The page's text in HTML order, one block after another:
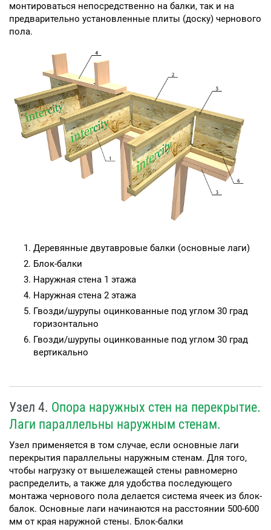
монтироваться непосредственно на балки, так и на
предварительно установленные плиты (доску) чернового
пола.
Деревянные двутавровые балки (основные лаги)
Блок-балки
Наружная стена 1 этажа
Наружная стена 2 этажа
Гвозди/шурупы оцинкованные под углом 30 град
горизонтально
Гвозди/шурупы оцинкованные под углом 30 град
вертикально
Узел 4. Опора наружных стен на перекрытие.
Лаги параллельны наружным стенам.
Узел применяется в том случае, если основные лаги
перекрытия параллельны наружным стенам. Для того,
чтобы нагрузку от вышележащей стены равномерно
распределить, а также для удобства последующего
монтажа чернового пола делается система ячеек из блок-
балок. Основные лаги начинаются на расстоянии 500-600
мм от края наружной стены. Блок-балки